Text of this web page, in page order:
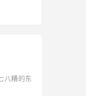
八糟的东